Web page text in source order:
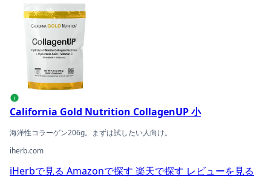
California Gold Nutrition CollagenUP 小の商品ページへ
i
California Gold Nutrition CollagenUP 小
海洋性コラーゲン206g。まずは試したい人向け。
iherb.com
iHerbで見る Amazonで探す 楽天で探す レビューを見る